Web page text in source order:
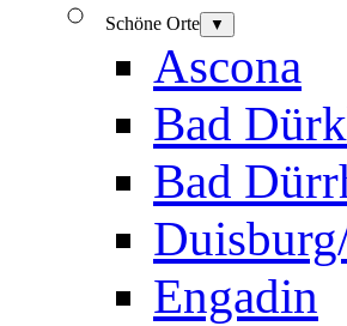
Schöne Orte ▼
Ascona
Bad
Bad
Engadin